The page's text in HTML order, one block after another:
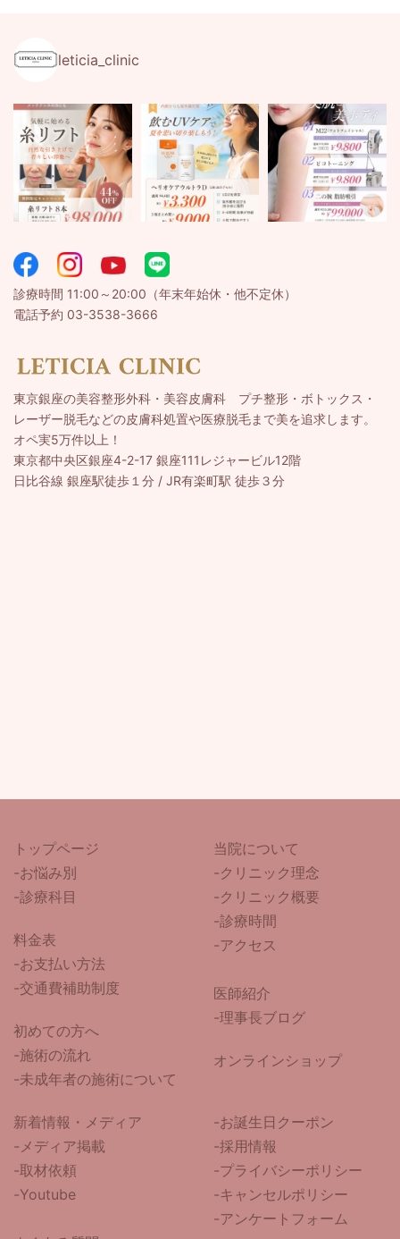
leticia_clinic
診療時間 11:00～20:00（年末年始休・他不定休）
電話予約 03-3538-3666
東京銀座の美容整形外科・美容皮膚科 プチ整形・ボトックス・
レーザー脱毛などの皮膚科処置や医療脱毛まで美を追求します。
オペ実5万件以上！
東京都中央区銀座4-2-17 銀座111レジャービル12階
日比谷線 銀座駅徒歩１分 / JR有楽町駅 徒歩３分
トップページ
-お悩み別
-診療科目
料金表
-お支払い方法
-交通費補助制度
初めての方へ
-施術の流れ
-未成年者の施術について
当院について
-クリニック理念
-クリニック概要
-診療時間
-アクセス
医師紹介
-理事長ブログ
オンラインショップ
新着情報・メディア
-メディア掲載
-取材依頼
-Youtube
-お誕生日クーポン
-採用情報
-プライバシーポリシー
-キャンセルポリシー
-アンケートフォーム